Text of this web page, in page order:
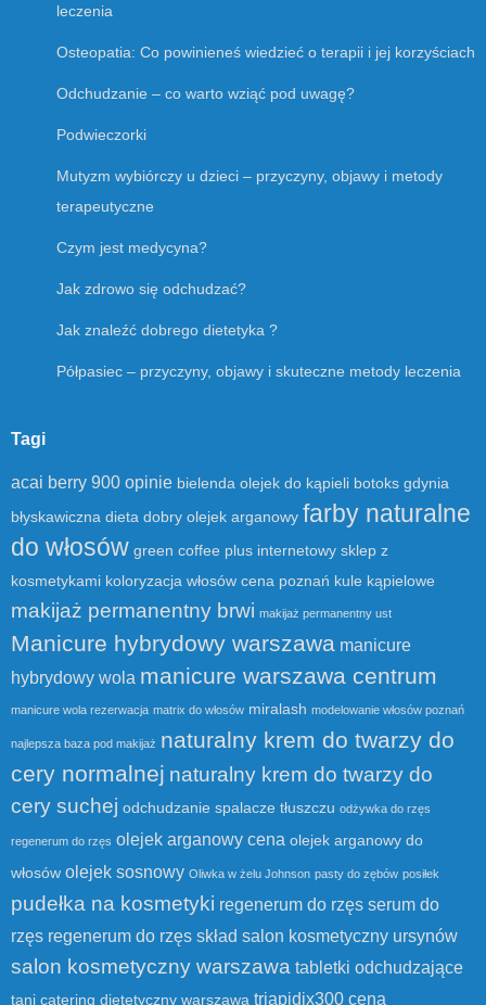
leczenia
Osteopatia: Co powinieneś wiedzieć o terapii i jej korzyściach
Odchudzanie – co warto wziąć pod uwagę?
Podwieczorki
Mutyzm wybiórczy u dzieci – przyczyny, objawy i metody
terapeutyczne
Czym jest medycyna?
Jak zdrowo się odchudzać?
Jak znaleźć dobrego dietetyka ?
Półpasiec – przyczyny, objawy i skuteczne metody leczenia
Tagi
acai berry 900 opinie bielenda olejek do kąpieli botoks gdynia
błyskawiczna dieta dobry olejek arganowy farby naturalne
do włosów green coffee plus internetowy sklep z
kosmetykami koloryzacja włosów cena poznań kule kąpielowe
makijaż permanentny brwi makijaż permanentny ust
Manicure hybrydowy warszawa manicure
hybrydowy wola manicure warszawa centrum
manicure wola rezerwacja matrix do włosów miralash modelowanie włosów poznań
najlepsza baza pod makijaż naturalny krem do twarzy do
cery normalnej naturalny krem do twarzy do
cery suchej odchudzanie spalacze tłuszczu odżywka do rzęs
regenerum do rzęs olejek arganowy cena olejek arganowy do
włosów olejek sosnowy Oliwka w żelu Johnson pasty do zębów posiłek
pudełka na kosmetyki regenerum do rzęs serum do
rzęs regenerum do rzęs skład salon kosmetyczny ursynów
salon kosmetyczny warszawa tabletki odchudzające
tani catering dietetyczny warszawa triapidix300 cena